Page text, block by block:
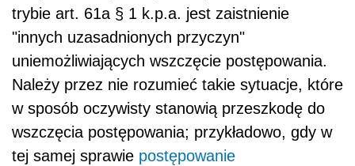
trybie art. 61a § 1 k.p.a. jest zaistnienie
"innych uzasadnionych przyczyn"
uniemożliwiających wszczęcie postępowania.
Należy przez nie rozumieć takie sytuacje, które
w sposób oczywisty stanowią przeszkodę do
wszczęcia postępowania; przykładowo, gdy w
tej samej sprawie postępowanie